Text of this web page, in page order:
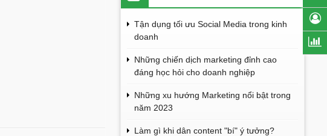
Tận dụng tối ưu Social Media trong kinh
doanh
Những chiến dịch marketing đỉnh cao
đáng học hỏi cho doanh nghiệp
Những xu hướng Marketing nổi bật trong
năm 2023
Làm gì khi dân content "bí" ý tưởng?